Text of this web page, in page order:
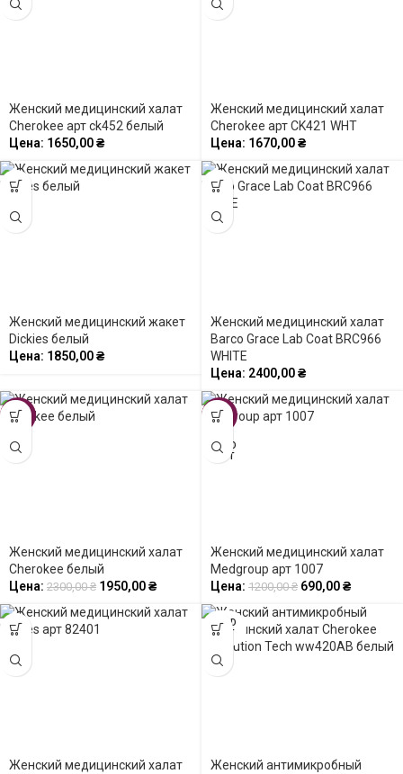
Женский медицинский халат
Cherokee арт ck452 белый
Цена: 1650,00₴
Женский медицинский халат
Cherokee арт CK421 WHT
Цена: 1670,00₴
Женский медицинский жакет
Dickies белый
Цена: 1850,00₴
Женский медицинский халат
Barco Grace Lab Coat BRC966
WHITE
Цена: 2400,00₴
-15%
Женский медицинский халат
Cherokee белый
Цена: 2300,00₴ 1950,00₴
-43%
SOLD
OUT
Женский медицинский халат
Medgroup арт 1007
Цена: 1200,00₴ 690,00₴
Женский медицинский халат
SOLD
OUT
Женский антимикробный